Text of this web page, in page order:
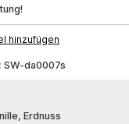
hinzufügen
SW-da0007s
Erdnuss